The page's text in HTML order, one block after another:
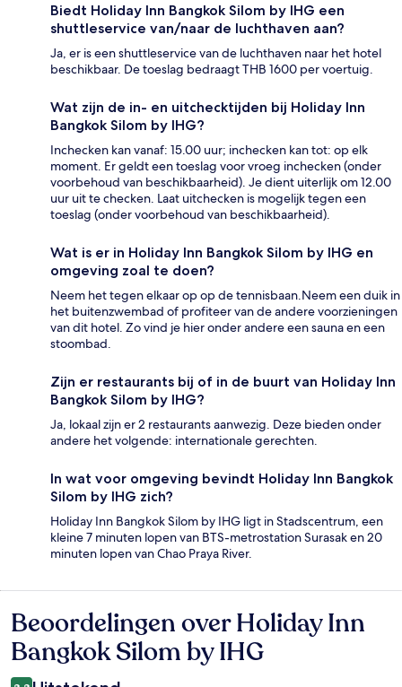
Biedt Holiday Inn Bangkok Silom by IHG een
shuttleservice van/naar de luchthaven aan?
Ja, er is een shuttleservice van de luchthaven naar het hotel
beschikbaar. De toeslag bedraagt THB 1600 per voertuig.
Wat zijn de in- en uitchecktijden bij Holiday Inn
Bangkok Silom by IHG?
Inchecken kan vanaf: 15.00 uur; inchecken kan tot: op elk
moment. Er geldt een toeslag voor vroeg inchecken (onder
voorbehoud van beschikbaarheid). Je dient uiterlijk om 12.00
uur uit te checken. Laat uitchecken is mogelijk tegen een
toeslag (onder voorbehoud van beschikbaarheid).
Wat is er in Holiday Inn Bangkok Silom by IHG en
omgeving zoal te doen?
Neem het tegen elkaar op op de tennisbaan.Neem een duik in
het buitenzwembad of profiteer van de andere voorzieningen
van dit hotel. Zo vind je hier onder andere een sauna en een
stoombad.
Zijn er restaurants bij of in de buurt van Holiday Inn
Bangkok Silom by IHG?
Ja, lokaal zijn er 2 restaurants aanwezig. Deze bieden onder
andere het volgende: internationale gerechten.
In wat voor omgeving bevindt Holiday Inn Bangkok
Silom by IHG zich?
Holiday Inn Bangkok Silom by IHG ligt in Stadscentrum, een
kleine 7 minuten lopen van BTS-metrostation Surasak en 20
minuten lopen van Chao Praya River.
Beoordelingen
Beoordelingen over Holiday Inn
Bangkok Silom by IHG